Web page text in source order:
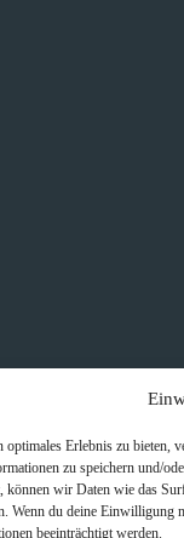
optimales Erlebnis zu bieten,
zu speichern und/
können wir Daten wie das
Wenn du deine Einwilligung
beeinträchtigt werden.